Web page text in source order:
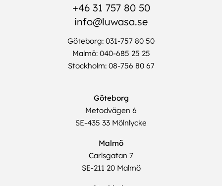
+46 31 757 80 50
info@luwasa.se
Göteborg: 031-757 80 50
Malmö: 040-685 25 25
Stockholm: 08-756 80 67
Göteborg
Metodvägen 6
SE-435 33 Mölnlycke
Malmö
Carlsgatan 7
SE-211 20 Malmö